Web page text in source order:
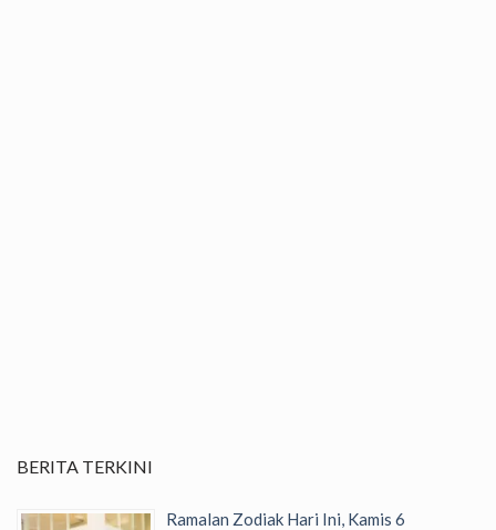
BERITA TERKINI
Ramalan Zodiak Hari Ini, Kamis 6